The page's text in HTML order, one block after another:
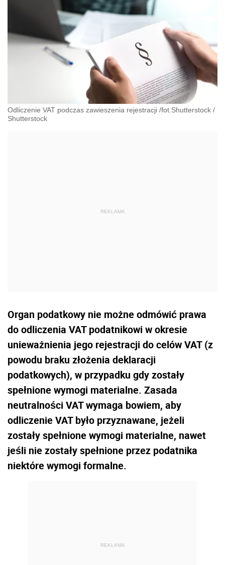
Odliczenie VAT podczas zawieszenia rejestracji /fot.Shutterstock /
Shutterstock
Organ podatkowy nie możne odmówić prawa
do odliczenia VAT podatnikowi w okresie
unieważnienia jego rejestracji do celów VAT (z
powodu braku złożenia deklaracji
podatkowych), w przypadku gdy zostały
spełnione wymogi materialne. Zasada
neutralności VAT wymaga bowiem, aby
odliczenie VAT było przyznawane, jeżeli
zostały spełnione wymogi materialne, nawet
jeśli nie zostały spełnione przez podatnika
niektóre wymogi formalne.
REKLAMA